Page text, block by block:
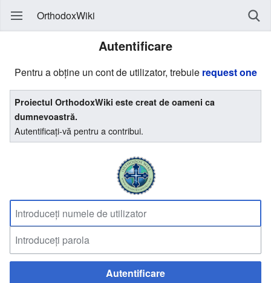
OrthodoxWiki
Autentificare
Pentru a obține un cont de utilizator, trebuie request one
Proiectul OrthodoxWiki este creat de oameni ca
dumnevoastră.
Autentificați-vă pentru a contribui.
Autentificare